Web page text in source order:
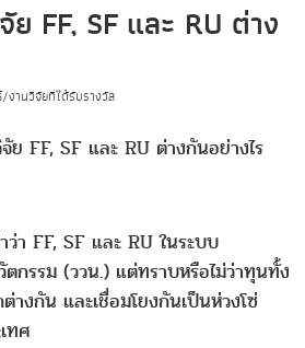
FF, SF และ RU ต่าง
านวิจัยที่ได้รับรางวัล
ย FF, SF และ RU ต่างกันอย่างไร
า FF, SF และ RU ในระบบ
กรรม (ววน.) แต่ทราบหรือไม่ว่าทุนทั้ง
งกัน และเชื่อมโยงกันเป็นห่วงโซ่
ทศ